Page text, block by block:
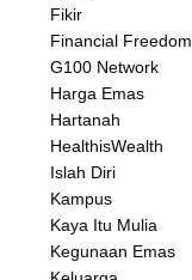
Fikir
Financial Freedom
G100 Network
Harga Emas
Hartanah
HealthisWealth
Islah Diri
Kampus
Kaya Itu Mulia
Kegunaan Emas